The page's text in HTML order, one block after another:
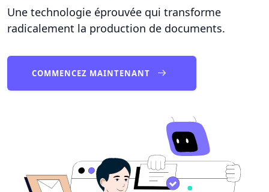
Une technologie éprouvée qui transforme
radicalement la production de documents.
COMMENCEZ MAINTENANT